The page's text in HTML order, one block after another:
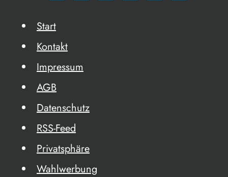
Start
Kontakt
Impressum
AGB
Datenschutz
RSS-Feed
Privatsphäre
Wahlwerbung